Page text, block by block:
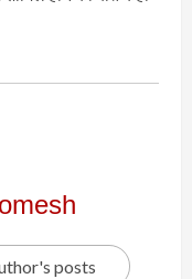
posts